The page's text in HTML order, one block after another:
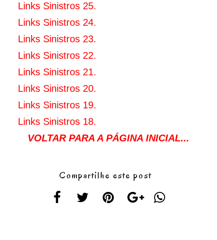
Links Sinistros 25.
Links Sinistros 24.
Links Sinistros 23.
Links Sinistros 22.
Links Sinistros 21.
Links Sinistros 20.
Links Sinistros 19.
Links Sinistros 18.
VOLTAR PARA A PÁGINA INICIAL...
Compartilhe este post